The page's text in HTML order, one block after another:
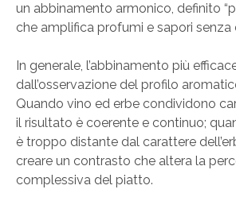
un abbinamento armonico, definito
che amplifica profumi e sapori senza
In generale, l’abbinamento più
dall’osservazione del profilo
Quando vino ed erbe condividono
il risultato è coerente e continuo;
è troppo distante dal carattere
creare un contrasto che altera la
complessiva del piatto.